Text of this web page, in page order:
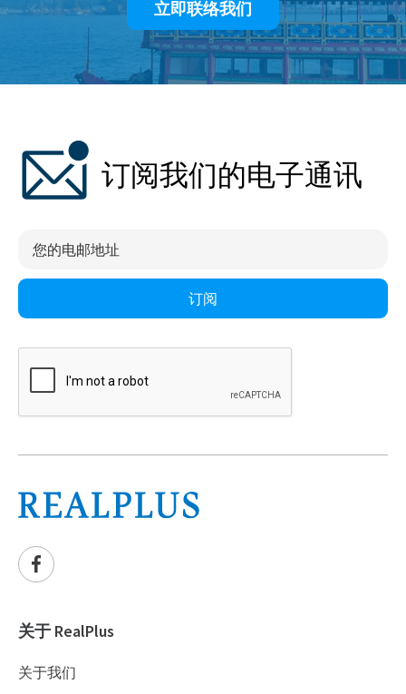
立即联络我们
订阅我们的电子通讯
订阅
关于 RealPlus
关于我们